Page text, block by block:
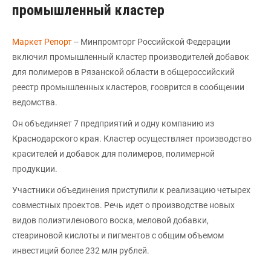
промышленный кластер
Маркет Репорт-- Минпромторг Российской Федерации
включил промышленный кластер производителей добавок
для полимеров в Рязанской области в общероссийский
реестр промышленных кластеров, гооврится в сообщении
ведомства.
Он объединяет 7 предприятий и одну компанию из
Краснодарского края. Кластер осуществляет производство
красителей и добавок для полимеров, полимерной
продукции.
Участники объединения приступили к реализацию четырех
совместных проектов. Речь идет о производстве новых
видов полиэтиленового воска, меловой добавки,
стеариновой кислоты и пигментов с общим объемом
инвестиций более 232 млн рублей.